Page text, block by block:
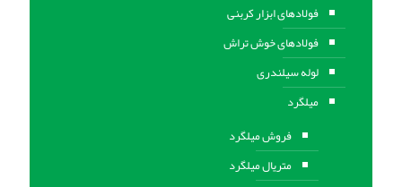
فولادهای ابزار کربنی
فولادهای خوش تراش
لوله سیلندری
میلگرد
فروش میلگرد
متریال میلگرد